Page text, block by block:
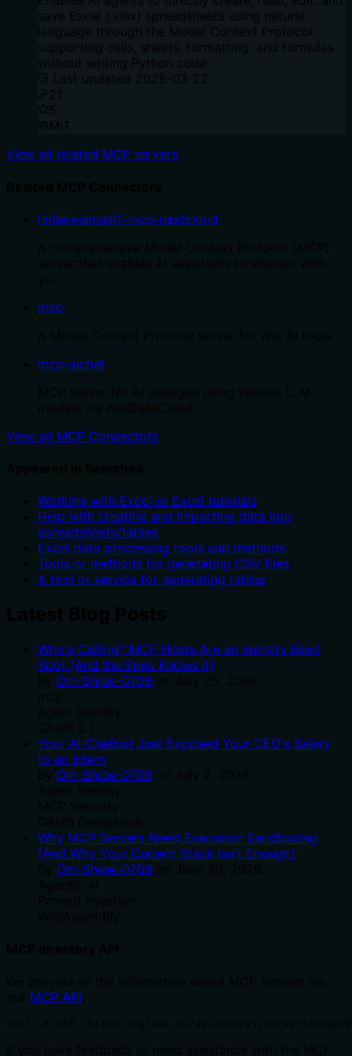
save Excel (.xlsx) spreadsheets using natural
language through the Model Context Protocol,
supporting cells, sheets, formatting, and formulas
without writing Python code.
Last updated 2026-03-22
21
5
MIT
View all related MCP servers
hithereiamaliff-mcp-nextcloud
mcp
mcp-aichat
View all MCP Connectors
Working with Excel or Excel tutorials
Help with creating and importing data into
spreadsheets/tables
Excel data processing tools and methods
Tools or methods for generating CSV files
A tool or service for generating tables
Who's Calling? MCP Hosts Are an Identity Blind
Spot (And the Spec Knows It)
Om-Shree-0709
Your AI Chatbot Just Exposed Your CEO's Salary
to an Intern
Om-Shree-0709
Why MCP Servers Need Execution Sandboxing
(And Why Your Current Stack Isn't Enough)
Om-Shree-0709
MCP API